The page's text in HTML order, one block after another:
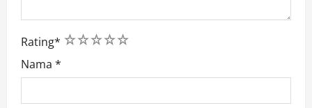
Rating* 5
4
3
2
1
Nama *